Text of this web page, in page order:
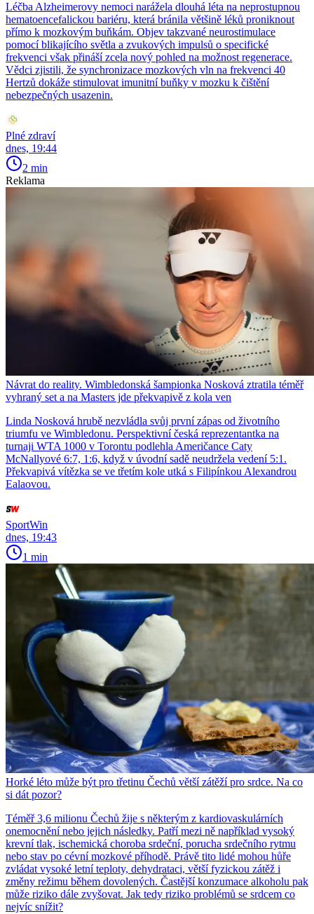
Léčba Alzheimerovy nemoci narážela dlouhá léta na neprostupnou
hematoencefalickou bariéru, která bránila většině léků proniknout
přímo k mozkovým buňkám. Objev takzvané neurostimulace
pomocí blikajícího světla a zvukových impulsů o specifické
frekvenci však přináší zcela nový pohled na možnost regenerace.
Vědci zjistili, že synchronizace mozkových vln na frekvenci 40
Hertzů dokáže stimulovat imunitní buňky v mozku k čištění
nebezpečných usazenin.
Plné zdraví
dnes, 19:44
2 min
Reklama
Návrat do reality. Wimbledonská šampionka Nosková ztratila téměř
vyhraný set a na Masters jde překvapivě z kola ven
Linda Nosková hrubě nezvládla svůj první zápas od životního
triumfu ve Wimbledonu. Perspektivní česká reprezentantka na
turnaji WTA 1000 v Torontu podlehla Američance Caty
McNallyové 6:7, 1:6, když v úvodní sadě neudržela vedení 5:1.
Překvapivá vítězka se ve třetím kole utká s Filipínkou Alexandrou
Ealaovou.
SportWin
dnes, 19:43
1 min
Horké léto může být pro třetinu Čechů větší zátěží pro srdce. Na co
si dát pozor?
Téměř 3,6 milionu Čechů žije s některým z kardiovaskulárních
onemocnění nebo jejich následky. Patří mezi ně například vysoký
krevní tlak, ischemická choroba srdeční, porucha srdečního rytmu
nebo stav po cévní mozkové příhodě. Právě tito lidé mohou hůře
zvládat vysoké letní teploty, dehydrataci, větší fyzickou zátěž i
změny režimu během dovolených. Častější konzumace alkoholu pak
může riziko dále zvyšovat. Jak tedy riziko problémů se srdcem co
nejvíc snížit?